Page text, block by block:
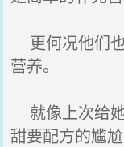
更何况他们
营养。
就像上次给
甜要配方的尴